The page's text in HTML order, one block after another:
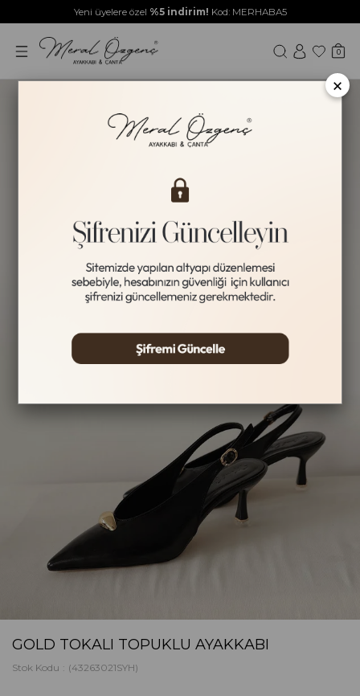
Yeni üyelere özel %5 indirim! Kod: MERHABA5
0
GOLD TOKALI TOPUKLU AYAKKABI
Stok Kodu (43263021SYH)
×